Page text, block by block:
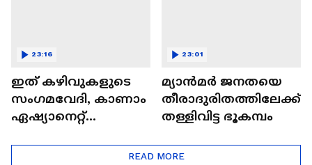
ഇത് കഴിവുകളുടെ
സംഗമവേദി, കാണാം
ഏഷ്യാനെറ്റ്
23:16
മ്യാൻമർ ജനതയെ
തീരാദുരിതത്തിലേക്ക്
തള്ളിവിട്ട ഭൂകമ്പം
23:01
READ MORE